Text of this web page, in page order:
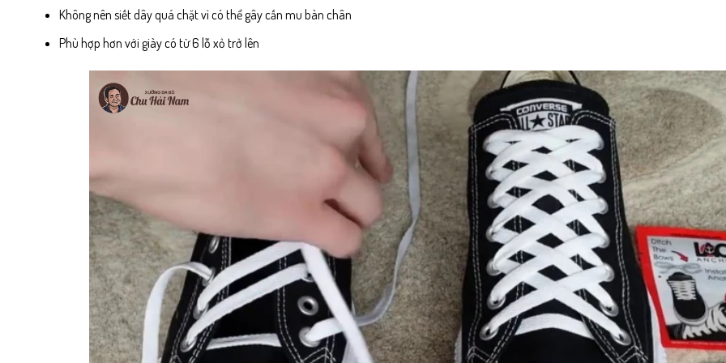
Không nên siết dây quá chặt vì có thể gây cấn mu bàn chân
Phù hợp hơn với giày có từ 6 lỗ xỏ trở lên